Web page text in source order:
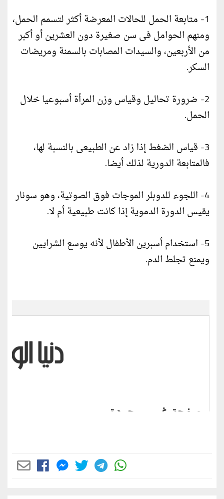
1- متابعة الحمل للحالات المعرضة أكثر لتسمم الحمل،
ومنهم الحوامل فى سن صغيرة دون العشرين أو أكبر
من الأربعين، والسيدات المصابات بالسمنة ومريضات
السكر.
2- ضرورة تحاليل وقياس وزن المرأة أسبوعيا خلال
الحمل.
3- قياس الضغط إذا زاد عن الطبيعى بالنسبة لها،
فالمتابعة الدورية لذلك أيضا.
4- اللجوء للدوبلر الموجات فوق الصوتية، وهو سونار
يقيس الدورة الدموية إذا كانت طبيعية أم لا.
5- استخدام أسبرين الأطفال لأنه يوسع الشرايين
ويمنع تجلط الدم.